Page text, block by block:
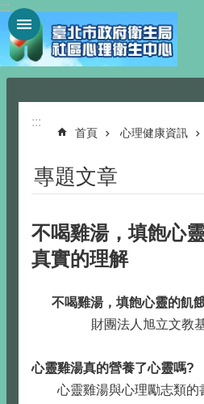
跳到主要內容區塊
:::
:::
首頁 心理健康資訊
專題文章
不喝雞湯，填飽心
真實的理解
不喝雞湯，填飽心靈的飢
財團法人旭立文教
心靈雞湯真的營養了心靈嗎?
心靈雞湯與心理勵志類的